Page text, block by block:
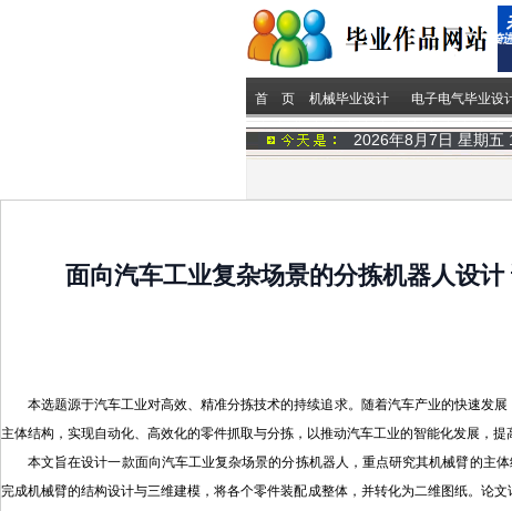
首 页 机械毕业设计 电子电气毕业设
2026年8月7日 星期五
面向汽车工业复杂场景的分拣机器人设
本选题源于汽车工业对高效、精准分拣技术的持续追求。随着汽车产业的快速发
主体结构，实现自动化、高效化的零件抓取与分拣，以推动汽车工业的智能化发展，提
本文旨在设计一款面向汽车工业复杂场景的分拣机器人，重点研究其机械臂的主
完成机械臂的结构设计与三维建模，将各个零件装配成整体，并转化为二维图纸。论